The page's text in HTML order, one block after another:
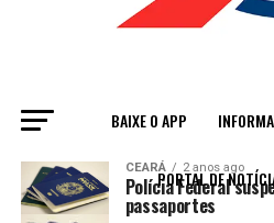
BAIXE O APP
PORTAL DE
All posts tagged
CEARÁ 2 anos ago
Polícia Federal
passaportes